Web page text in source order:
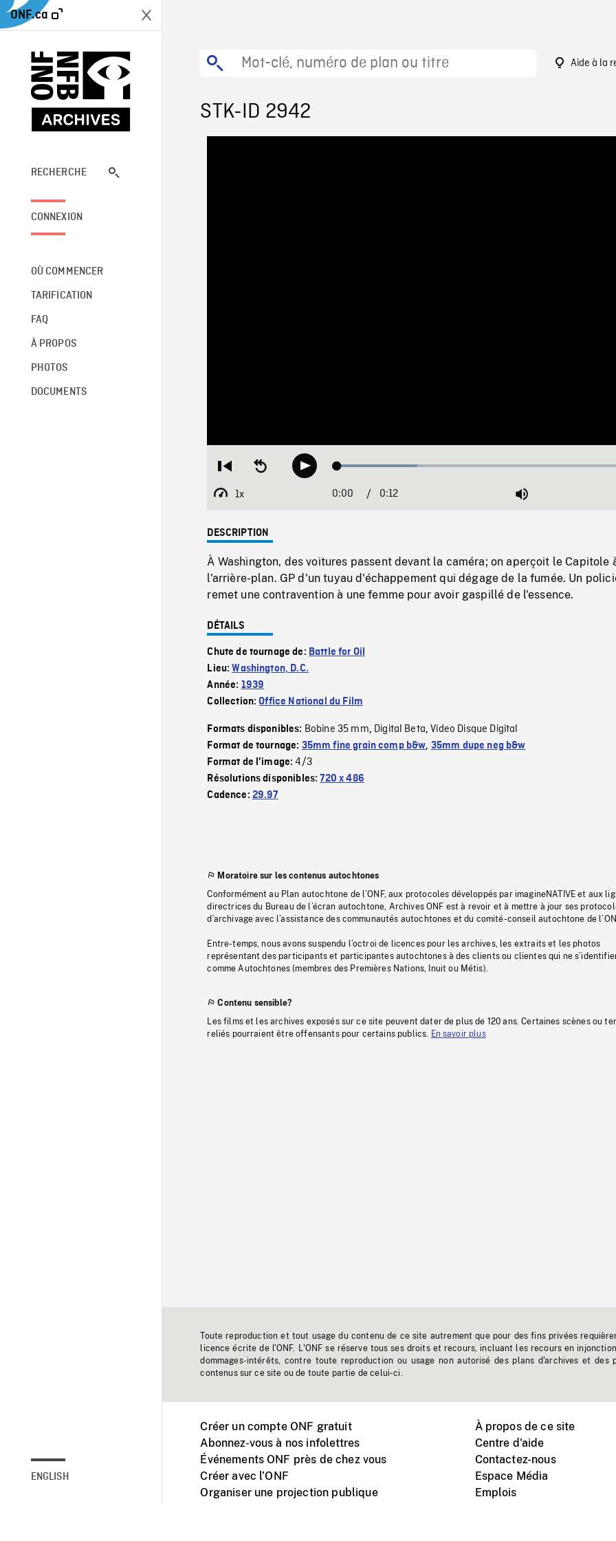
ONF.ca
RECHERCHE
CONNEXION
OÙ COMMENCER
TARIFICATION
FAQ
À PROPOS
PHOTOS
DOCUMENTS
ENGLISH
Aide à la
STK-ID 2942
Restart
beginning
Seek
backwardPlay Loaded:
1x
Playback
Current
0:00 / 0:12 Mute
DESCRIPTION
À Washington, des voitures passent devant la caméra; on aperçoit le Capitole
l'arrière-plan. GP d'un tuyau d'échappement qui dégage de la fumée. Un
remet une contravention à une femme pour avoir gaspillé de l'essence.
DÉTAILS
Chute de tournage de: Battle for Oil
Lieu:Washington, D.C.
Année: 1939
Collection:Office National du Film
Formats disponibles: Bobine 35 mm, Digital Beta,Video Disque Digital
Format de tournage: 35mm fine grain comp b&w, 35mm dupe neg b&w
Format de l'image:4/3
Résolutions disponibles:720 x 486
Cadence: 29.97
Moratoire sur les contenus autochtones
Conformément au Plan autochtone de l’ONF, aux protocoles développés par imagineNATIVE et aux
directrices du Bureau de l’écran autochtone, Archives ONF est à revoir et à mettre à jour ses
d’archivage avec l’assistance des communautés autochtones et du comité-conseil autochtone de
Entre-temps, nous avons suspendu l’octroi de licences pour les archives, les extraits et les photos
représentant des participants et participantes autochtones à des clients ou clientes qui ne
comme Autochtones (membres des Premières Nations, Inuit ou Métis).
Contenu sensible?
Les films et les archives exposés sur ce site peuvent dater de plus de 120 ans. Certaines scènes ou
reliés pourraient être offensants pour certains publics.
En savoir plus
Toute reproduction et tout usage du contenu de ce site autrement que pour des fins privées
licence écrite de l'ONF. L'ONF se réserve tous ses droits et recours, incluant les recours en
dommages-intérêts, contre toute reproduction ou usage non autorisé des plans d'archives et des
contenus sur ce site ou de toute partie de celui-ci.
Créer un compte ONF gratuit
Abonnez-vous à nos infolettres
Événements ONF près de chez vous
Créer avec l’ONF
Organiser une projection publique
À propos de ce site
Centre d'aide
Contactez-nous
Espace Média
Emplois